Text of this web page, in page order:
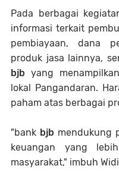
Pada berbagai
informasi terkait
pembiayaan, dana
produk jasa lainnya,
bjb yang
lokal Pangandaran.
paham atas berbagai
"bank bjb mendukung
keuangan yang
masyarakat," imbuh